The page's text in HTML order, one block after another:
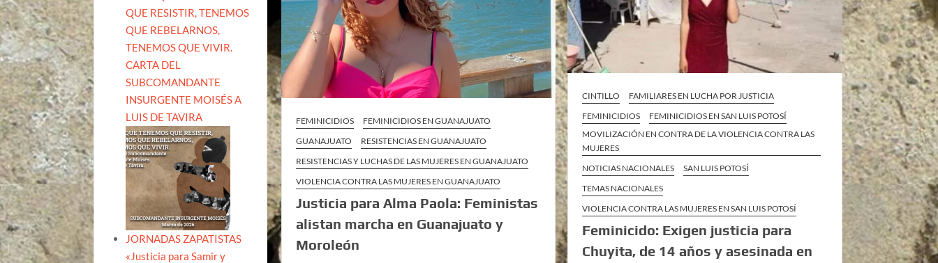
FEMINICIDIOS
FEMINICIDIOS EN GUANAJUATO
GUANAJUATO
RESISTENCIAS EN GUANAJUATO
RESISTENCIAS Y LUCHAS DE LAS MUJERES EN GUANAJUATO
VIOLENCIA CONTRA LAS MUJERES EN GUANAJUATO
Justicia para Alma Paola: Feministas
alistan marcha en Guanajuato y
Moroleón
CINTILLO
FAMILIARES EN LUCHA POR JUSTICIA
FEMINICIDIOS
FEMINICIDIOS EN SAN LUIS POTOSÍ
MOVILIZACIÓN EN CONTRA DE LA VIOLENCIA CONTRA LAS
MUJERES
NOTICIAS NACIONALES
SAN LUIS POTOSÍ
TEMAS NACIONALES
VIOLENCIA CONTRA LAS MUJERES EN SAN LUIS POTOSÍ
Feminicido: Exigen justicia para
Chuyita, de 14 años y asesinada en
QUE RESISTIR, TENEMOS
QUE REBELARNOS,
TENEMOS QUE VIVIR.
CARTA DEL
SUBCOMANDANTE
INSURGENTE MOISÉS A
LUIS DE TAVIRA
JORNADAS ZAPATISTAS
«Justicia para Samir y